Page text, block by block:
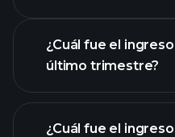
¿Cuál fue el
último trimestre?
¿Cuál fue el